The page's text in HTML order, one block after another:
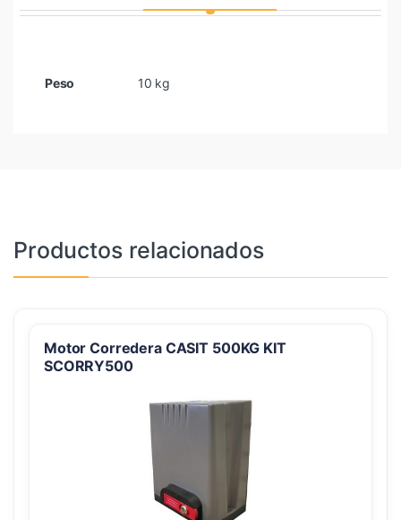
Peso 10 kg
Productos relacionados
Motor Corredera CASIT 500KG KIT
SCORRY500